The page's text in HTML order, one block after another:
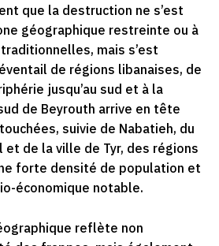
que la destruction ne s’est
géographique restreinte ou à
mais s’est
de régions libanaises, de
jusqu’au sud et à la
de Beyrouth arrive en tête
suivie de Nabatieh, du
de la ville de Tyr, des régions
forte densité de population et
économique notable.
reflète non